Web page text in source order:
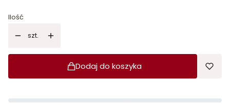
Ilość
szt.
Dodaj do koszyka